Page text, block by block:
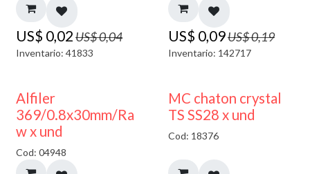
US$ 0,02US$0,04
Inventario: 41833
US$ 0,09US$0,19
Inventario: 142717
Alfiler
369/0.8x30mm/Ra
w x und
Cod: 04948
MC chaton crystal
TS SS28 x und
Cod: 18376